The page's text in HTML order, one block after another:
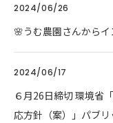
2024/06/26
🌸うむ農園さんから
2024/06/17
６月26日締切 環境省
応方針（案）」パブ